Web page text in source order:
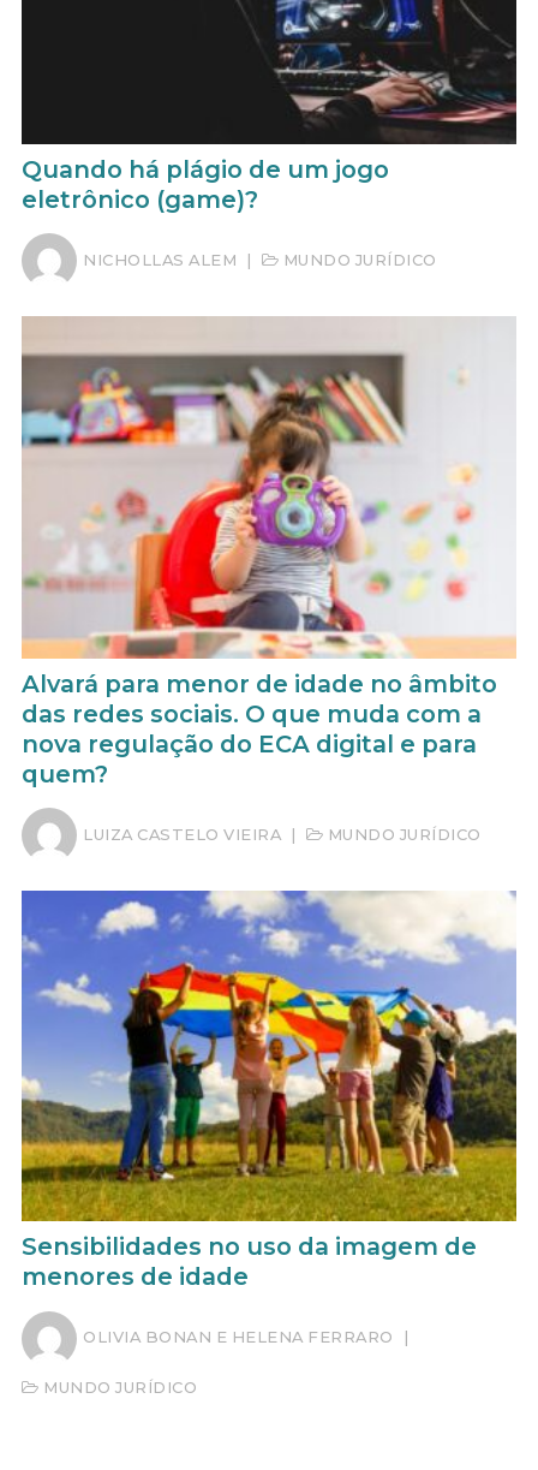
Quando há plágio de um jogo
eletrônico (game)?
NICHOLLAS ALEM | MUNDO JURÍDICO
Alvará para menor de idade no âmbito
das redes sociais. O que muda com a
nova regulação do ECA digital e para
quem?
LUIZA CASTELO VIEIRA | MUNDO JURÍDICO
Sensibilidades no uso da imagem de
menores de idade
OLIVIA BONAN E HELENA FERRARO |
MUNDO JURÍDICO